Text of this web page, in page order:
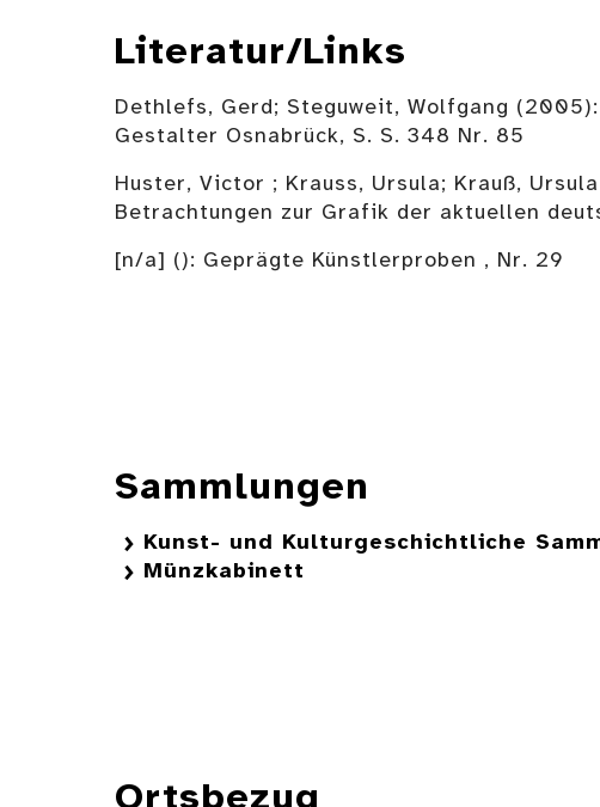
Literatur/Links
Dethlefs, Gerd; Steguweit, Wolfgang
Gestalter Osnabrück, S. S. 348 Nr. 85
Huster, Victor ; Krauss, Ursula; Krauß,
Betrachtungen zur Grafik der aktuellen
[n/a] (): Geprägte Künstlerproben , Nr. 29
Sammlungen
Kunst- und Kulturgeschichtliche
Münzkabinett